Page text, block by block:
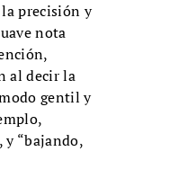
precisión y
nota
al decir la
gentil y
y “bajando,